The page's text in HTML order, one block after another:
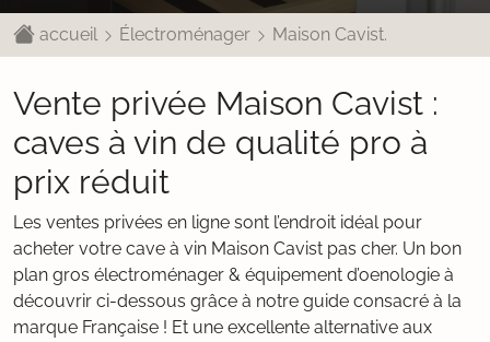
accueil Électroménager Maison Cavist.
Vente privée Maison Cavist :
caves à vin de qualité pro à
prix réduit
Les ventes privées en ligne sont l’endroit idéal pour
acheter votre cave à vin Maison Cavist pas cher. Un bon
plan gros électroménager & équipement d’oenologie à
découvrir ci-dessous grâce à notre guide consacré à la
marque Française ! Et une excellente alternative aux